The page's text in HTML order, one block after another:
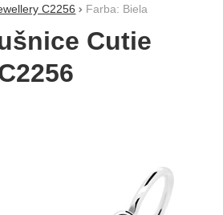
C2256
Farba: Biela
Cutie